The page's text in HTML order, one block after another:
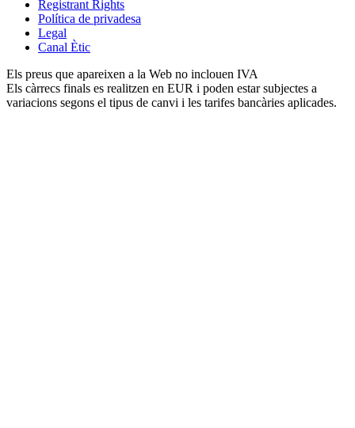
Registrant Rights
Política de privadesa
Legal
Canal Ètic
Els preus que apareixen a la Web no inclouen IVA
Els càrrecs finals es realitzen en EUR i poden estar subjectes a
variacions segons el tipus de canvi i les tarifes bancàries aplicades.